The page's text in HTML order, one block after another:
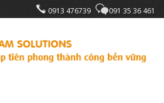
0913 476739 091 35 36 461